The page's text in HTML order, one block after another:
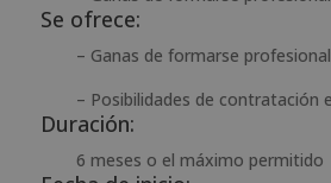
Se ofrece:
– Ganas de formarse
– Posibilidades de contratación
Duración:
6 meses o el máximo permitido